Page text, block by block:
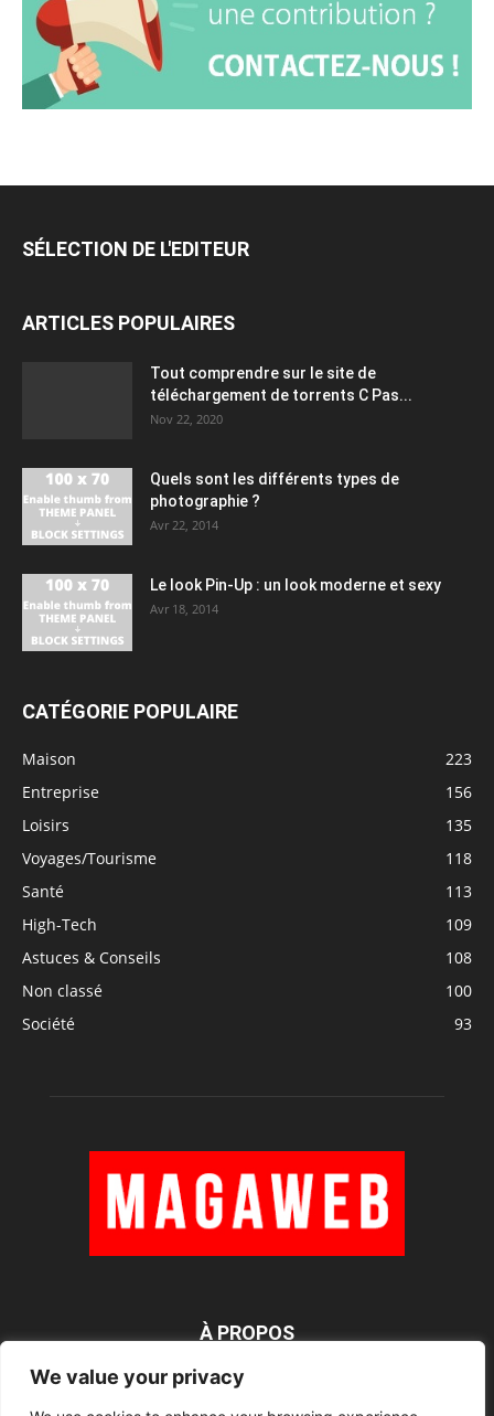
We value your privacy
SÉLECTION DE L'EDITEUR
ARTICLES POPULAIRES
Tout comprendre sur le site de
téléchargement de torrents C Pas...
Nov 22, 2020
Quels sont les différents types de
photographie ?
Avr 22, 2014
Le look Pin-Up : un look moderne et sexy
Avr 18, 2014
CATÉGORIE POPULAIRE
Maison
223
Entreprise
156
Loisirs
135
Voyages/Tourisme
118
Santé
113
High-Tech
109
Astuces & Conseils
108
Non classé
100
Société
93
À PROPOS